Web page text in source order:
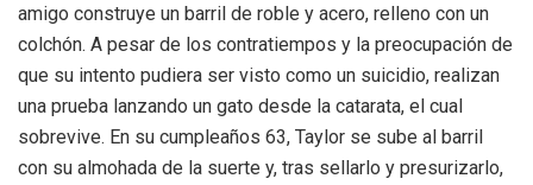
amigo construye un barril de roble y acero, relleno con un
colchón. A pesar de los contratiempos y la preocupación de
que su intento pudiera ser visto como un suicidio, realizan
una prueba lanzando un gato desde la catarata, el cual
sobrevive. En su cumpleaños 63, Taylor se sube al barril
con su almohada de la suerte y, tras sellarlo y presurizarlo,